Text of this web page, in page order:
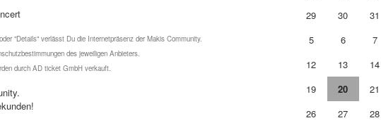
"Details" verlässt Du die Internetpräsenz der Makis Community.
des jeweiligen Anbieters.
durch AD ticket GmbH verkauft.
29
30 31
5
6 7
12
13 14
19
20 21
26
27 28